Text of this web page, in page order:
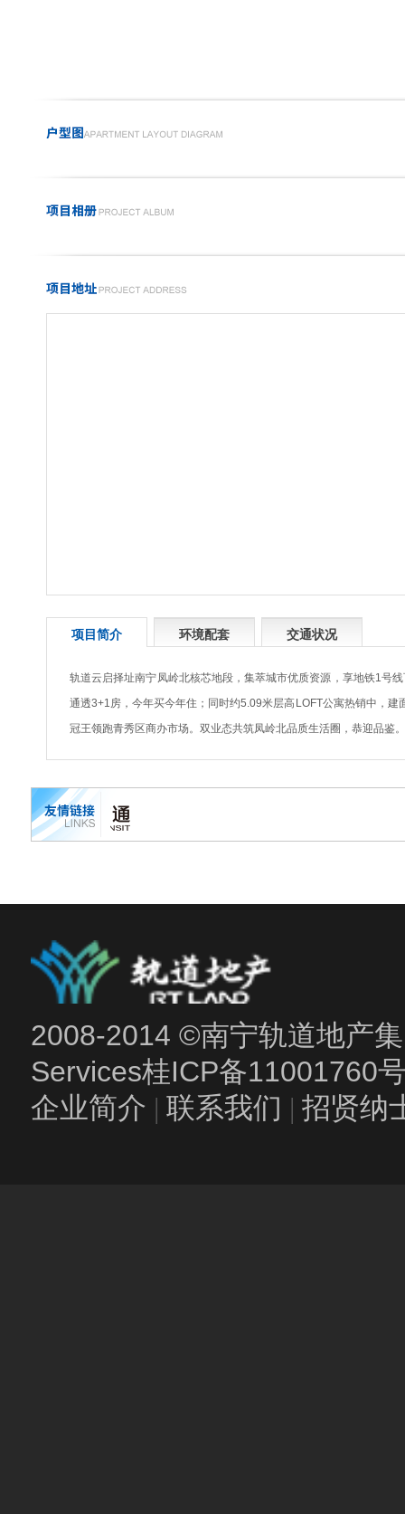
项目简介 环境配套 交通状况
轨道云启择址南宁凤岭北核芯地段，集萃城市优质资源，享地铁1号
通透3+1房，今年买今年住；同时约5.09米层高LOFT公寓热销中，
冠王领跑青秀区商办市场。双业态共筑凤岭北品质生活圈，恭迎品鉴
2008-2014 ©南宁轨道地产
Services桂ICP备11001760
企业简介 | 联系我们 | 招贤纳